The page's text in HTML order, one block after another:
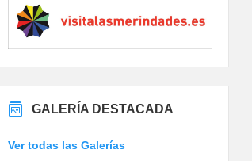
GALERÍA DESTACADA
Ver todas las Galerías